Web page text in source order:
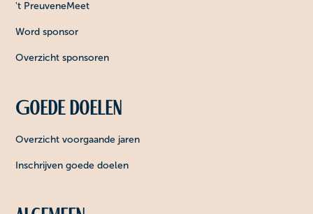
't PreuveneMeet
Word sponsor
Overzicht sponsoren
Goede doelen
Overzicht voorgaande jaren
Inschrijven goede doelen